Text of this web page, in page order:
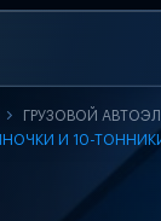
ГРУЗОВОЙ
И 10-